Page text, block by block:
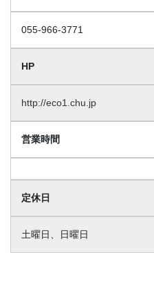
055-966-3771
HP
http://eco1.chu.jp
営業時間
定休日
土曜日、日曜日